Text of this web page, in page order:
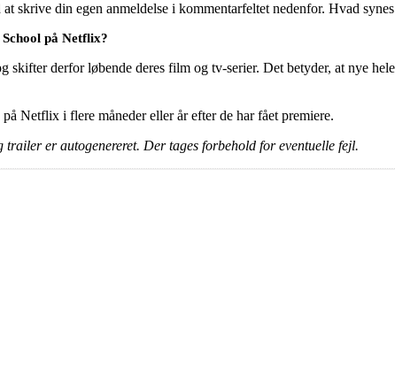
skrive din egen anmeldelse i kommentarfeltet nedenfor. Hvad
på Netflix?
skifter derfor løbende deres film og tv-serier. Det betyder, at nye
Netflix i flere måneder eller år efter de har fået premiere.
er autogenereret. Der tages forbehold for eventuelle fejl.